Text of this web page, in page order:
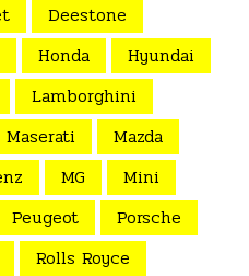
Deestone
Honda
Hyundai
Lamborghini
Maserati
Mazda
MG
Mini
Peugeot
Porsche
Rolls Royce